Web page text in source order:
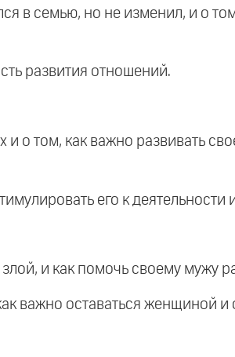
в семью, но не изменил, и о
развития отношений.
о том, как важно развивать
его к деятельности
и как помочь своему мужу
важно оставаться женщиной и